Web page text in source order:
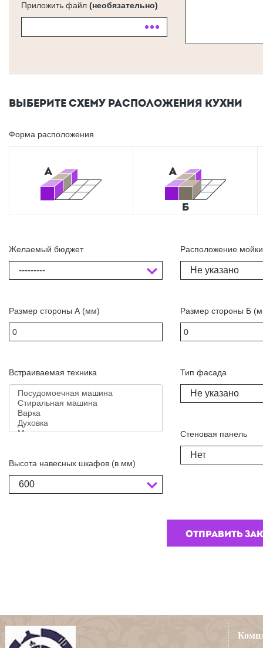
Приложить файл (необязательно)
ВЫБЕРИТЕ СХЕМУ РАСПОЛОЖЕНИЯ КУХНИ
Форма расположения
Желаемый бюджет
---------
Размер стороны А (мм)
Встраиваемая техника
Высота навесных шкафов (в мм)
600
Расположение мойки
Не указано
Размер стороны Б
Тип фасада
Не указано
Стеновая панель
Нет